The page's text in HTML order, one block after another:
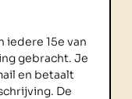
iedere 15e van
gebracht. Je
en betaalt
De